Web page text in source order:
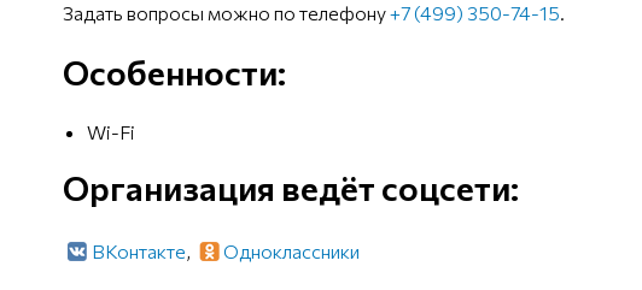
Задать вопросы можно по телефону+7 (499) 350-74-15.
Особенности:
Wi-Fi
Организация ведёт соцсети:
ВКонтакте, Одноклассники